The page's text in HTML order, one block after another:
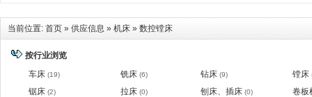
当前位置: 首页 » 供应信息 » 机床 » 数控镗床
按行业浏览
车床 (19) 铣床 (6) 钻床 (9) 镗床
锯床 (2) 拉床 (0) 刨床、插床 (0)
卷板